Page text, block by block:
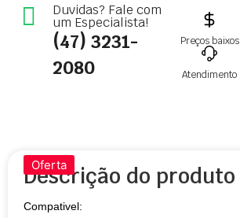
Oferta
Descrição do produto
Compativel:
Duvidas? Fale com
um Especialista!
(47) 3231-
2080
Preços baixos
Atendimento